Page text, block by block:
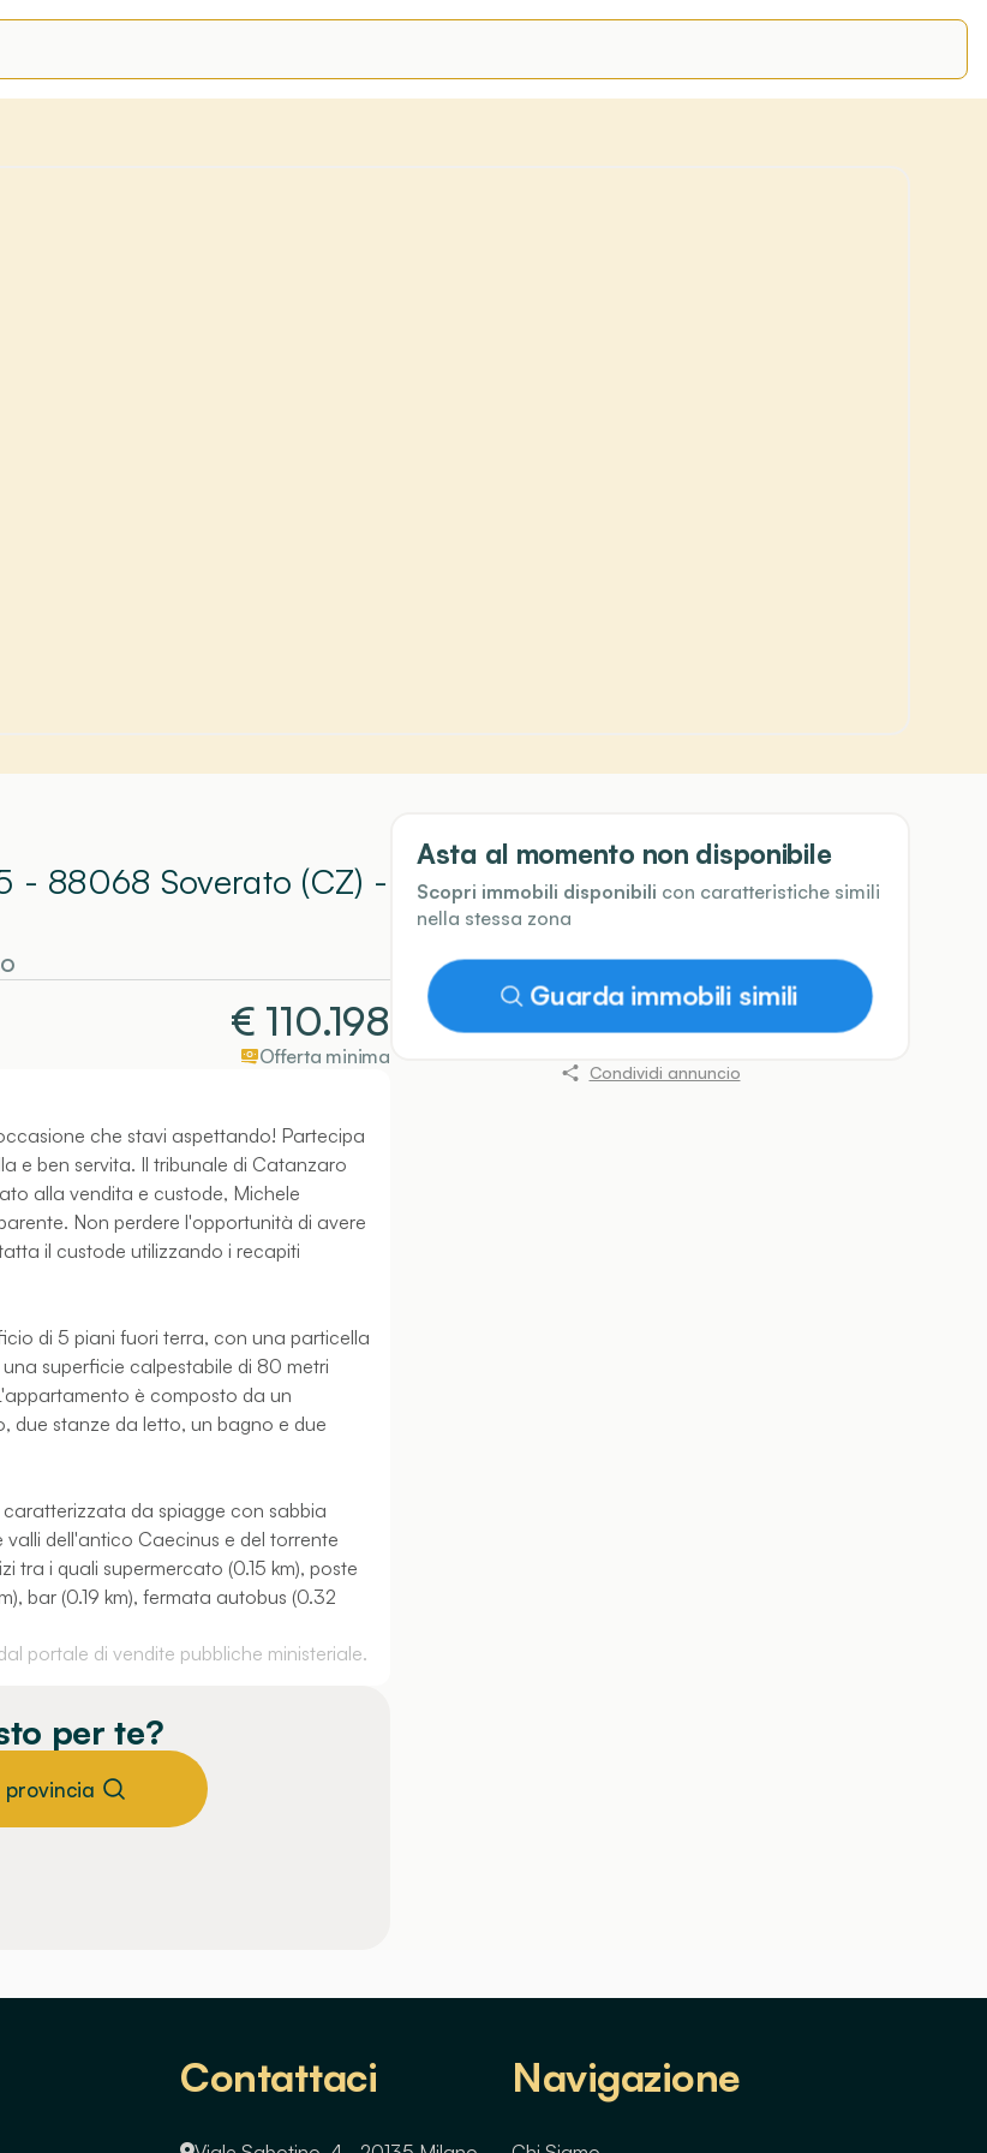
- 88068 Soverato (CZ) -
€ 110.198
Offerta minima
che stavi aspettando! Partecipa
e ben servita. Il tribunale di Catanzaro
alla vendita e custode, Michele
Non perdere l'opportunità di avere
il custode utilizzando i recapiti
di 5 piani fuori terra, con una particella
superficie calpestabile di 80 metri
è composto da un
due stanze da letto, un bagno e due
da spiagge con sabbia
dell'antico Caecinus e del torrente
tra i quali supermercato (0.15 km), poste
bar (0.19 km), fermata autobus (0.32
portale di vendite pubbliche ministeriale.
per te?
Asta al momento non disponibile
Scopri immobili disponibili con caratteristiche simili
nella stessa zona
Guarda immobili simili
Condividi annuncio
Contattaci Navigazione